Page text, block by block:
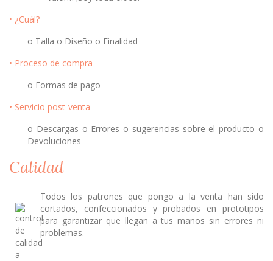
• ¿Cuál?
o Talla o Diseño o Finalidad
• Proceso de compra
o Formas de pago
• Servicio post-venta
o Descargas o Errores o sugerencias sobre el producto o
Devoluciones
Calidad
Todos los patrones que pongo a la venta han sido
cortados, confeccionados y probados en prototipos
para garantizar que llegan a tus manos sin errores ni
problemas.